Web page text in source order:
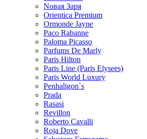
Nовая Заря
Orientica Premium
Ormonde Jayne
Paco Rabanne
Paloma Picasso
Parfums De Marly
Paris Hilton
Paris Line (Paris Elysees)
Paris World Luxury
Penhaligon`s
Prada
Rasasi
Revillon
Roberto Cavalli
Roja Dove